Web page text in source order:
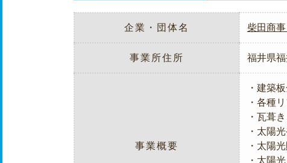
企業・団体名 柴田商
事業所住所 福井県
事業概要
・建築
・各種
・瓦葺
・太陽
・太陽
・太陽